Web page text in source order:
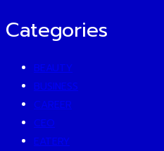
Categories
BEAUTY
BUSINESS
CAREER
CEO
EATERY